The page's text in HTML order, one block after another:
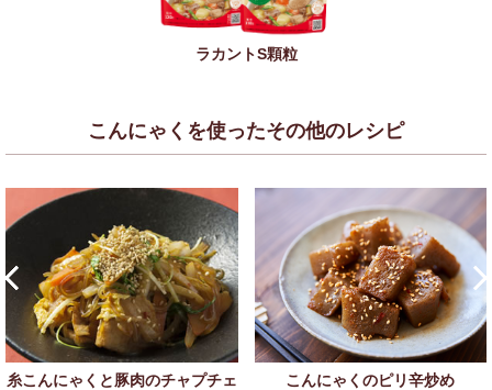
ラカントS顆粒
こんにゃくを使ったその他のレシピ
糸こんにゃくと豚肉のチャプチェ こんにゃくのピリ辛炒め